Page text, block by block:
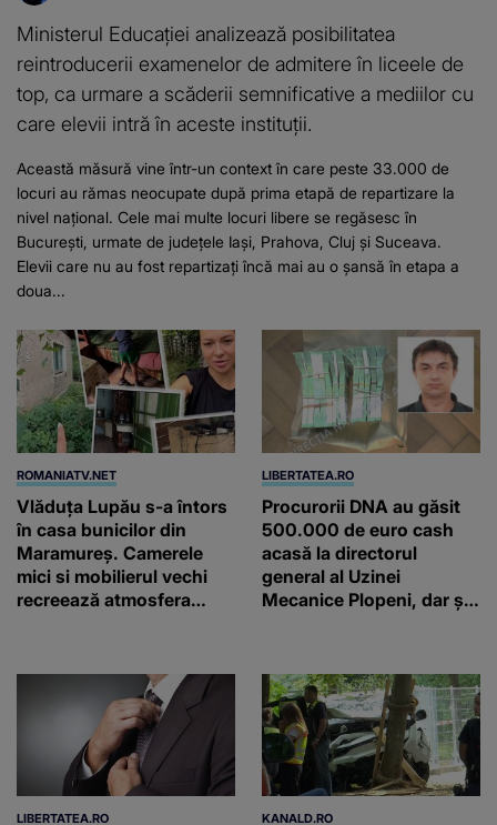
Ministerul Educației analizează posibilitatea
reintroducerii examenelor de admitere în liceele de
top, ca urmare a scăderii semnificative a mediilor cu
care elevii intră în aceste instituții.
Această măsură vine într-un context în care peste 33.000 de
locuri au rămas neocupate după prima etapă de repartizare la
nivel național. Cele mai multe locuri libere se regăsesc în
București, urmate de județele Iași, Prahova, Cluj și Suceava.
Elevii care nu au fost repartizați încă mai au o șansă în etapa a
doua...
ROMANIATV.NET
Vlăduța Lupău s-a întors
în casa bunicilor din
Maramureș. Camerele
mici si mobilierul vechi
recreează atmosfera
LIBERTATEA.RO
Procurorii DNA au găsit
500.000 de euro cash
acasă la directorul
general al Uzinei
Mecanice Plopeni, dar și
LIBERTATEA.RO KANALD.RO